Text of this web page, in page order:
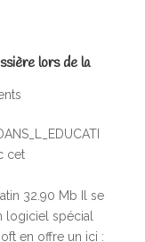
lors de la
cet
32.90 Mb Il se
logiciel spécial
en offre un ici :